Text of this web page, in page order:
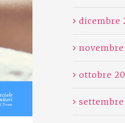
dicembre
novembre
ottobre
settembre